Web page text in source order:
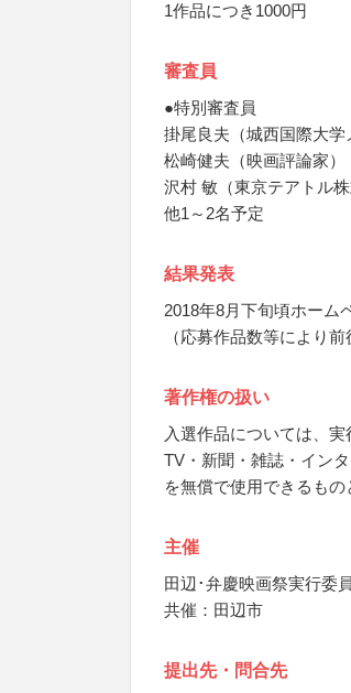
1作品につき1000円
審査員
●特別審査員
掛尾良夫（城西国際大学
松崎健夫（映画評論家）
沢村 敏（東京テアトル
他1～2名予定
結果発表
2018年8月下旬頃ホーム
（応募作品数等により
著作権の扱い
入選作品については、
TV・新聞・雑誌・イン
を無償で使用できるもの
主催
田辺･弁慶映画祭実行委
共催：田辺市
提出先・問合先